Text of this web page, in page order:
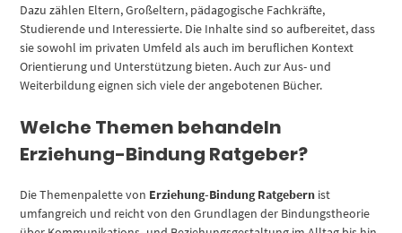
Dazu zählen Eltern, Großeltern, pädagogische Fachkräfte,
Studierende und Interessierte. Die Inhalte sind so aufbereitet, dass
sie sowohl im privaten Umfeld als auch im beruflichen Kontext
Orientierung und Unterstützung bieten. Auch zur Aus- und
Weiterbildung eignen sich viele der angebotenen Bücher.
Welche Themen behandeln
Erziehung-Bindung Ratgeber?
Die Themenpalette von Erziehung-Bindung Ratgebern ist
umfangreich und reicht von den Grundlagen der Bindungstheorie